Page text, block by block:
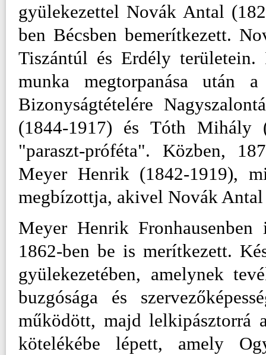
gyülekezettel Novák Antal
ben Bécsben bemerítkezett.
Tiszántúl és Erdély
munka megtorpanása után
Bizonyságtételére
(1844-1917) és Tóth Mihály
"paraszt-próféta". Közben,
Meyer Henrik (1842-1919),
megbízottja, akivel Novák
Meyer Henrik
1862-ben be is merítkezett.
gyülekezetében, amelynek
buzgósága és
működött, majd lelkipásztorrá
kötelékébe lépett, amely